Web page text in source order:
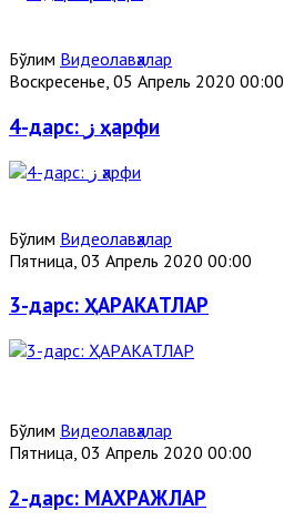
Бўлим Видеолавҳалар
Воскресенье, 05 Апрель 2020 00:00
4-дарс: ز ҳарфи
Бўлим Видеолавҳалар
Пятница, 03 Апрель 2020 00:00
3-дарс: ҲAРAКAТЛAР
Бўлим Видеолавҳалар
Пятница, 03 Апрель 2020 00:00
2-дарс: МАХРАЖЛАР